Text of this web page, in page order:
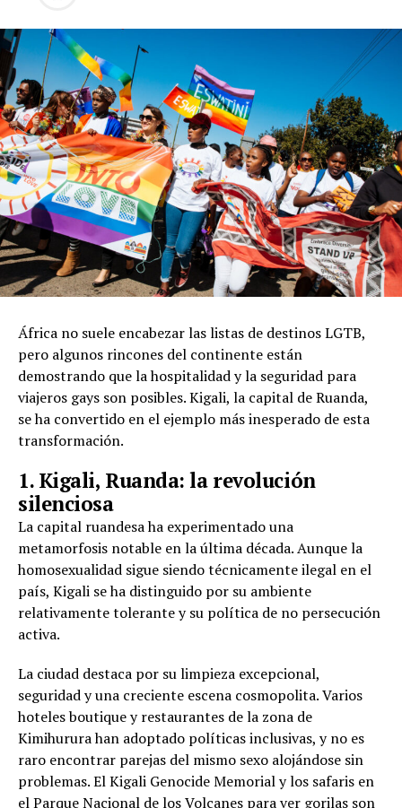
África no suele encabezar las listas de destinos LGTB,
pero algunos rincones del continente están
demostrando que la hospitalidad y la seguridad para
viajeros gays son posibles. Kigali, la capital de Ruanda,
se ha convertido en el ejemplo más inesperado de esta
transformación.
1. Kigali, Ruanda: la revolución
silenciosa
La capital ruandesa ha experimentado una
metamorfosis notable en la última década. Aunque la
homosexualidad sigue siendo técnicamente ilegal en el
país, Kigali se ha distinguido por su ambiente
relativamente tolerante y su política de no persecución
activa.
La ciudad destaca por su limpieza excepcional,
seguridad y una creciente escena cosmopolita. Varios
hoteles boutique y restaurantes de la zona de
Kimihurura han adoptado políticas inclusivas, y no es
raro encontrar parejas del mismo sexo alojándose sin
problemas. El Kigali Genocide Memorial y los safaris en
el Parque Nacional de los Volcanes para ver gorilas son